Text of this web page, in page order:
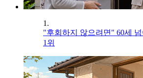
1.
"후회하지 않으려면" 60세
1위